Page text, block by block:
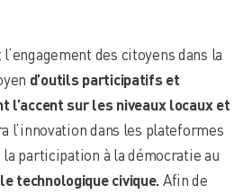
des citoyens dans la
d’outils participatifs et
sur les niveaux locaux et
l’innovation dans les plateformes
participation à la démocratie au
technologique civique.Afin de